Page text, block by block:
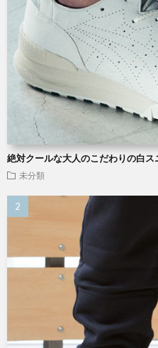
絶対クールな大人のこだわりの白ス
未分類